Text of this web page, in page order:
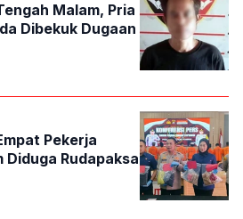
Malam, Pria
Dibekuk Dugaan
Pekerja
Diduga Rudapaksa